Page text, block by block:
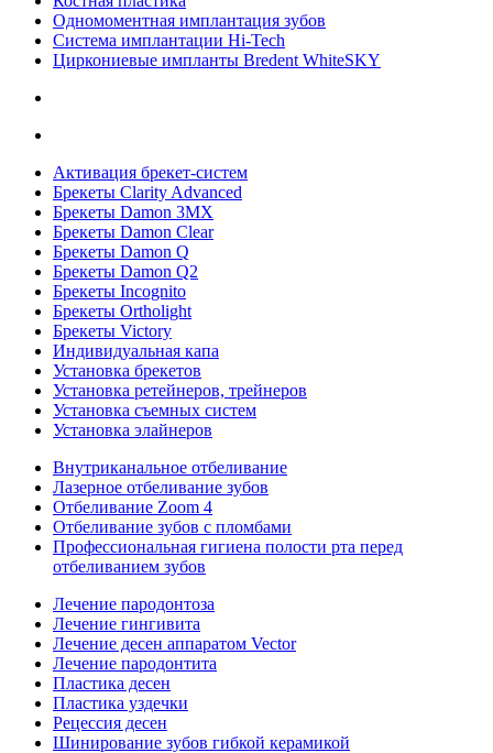
Одномоментная имплантация зубов
Система имплантации Hi-Tech
Циркониевые импланты Bredent WhiteSKY
Активация брекет-систем
Брекеты Clarity Advanced
Брекеты Damon 3MX
Брекеты Damon Clear
Брекеты Damon Q
Брекеты Damon Q2
Брекеты Incognito
Брекеты Ortholight
Брекеты Victory
Индивидуальная капа
Установка брекетов
Установка ретейнеров, трейнеров
Установка съемных систем
Установка элайнеров
Внутриканальное отбеливание
Лазерное отбеливание зубов
Отбеливание Zoom 4
Отбеливание зубов с пломбами
Профессиональная гигиена полости рта перед
отбеливанием зубов
Лечение пародонтоза
Лечение гингивита
Лечение десен аппаратом Vector
Лечение пародонтита
Пластика десен
Пластика уздечки
Рецессия десен
Шинирование зубов гибкой керамикой